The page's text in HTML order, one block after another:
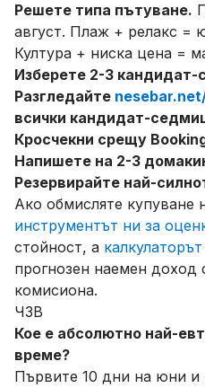
Решете типа пътуване.
август. Плаж + релакс =
Култура + ниска цена =
Изберете 2-3
Разгледайте
всички кандидат-
Кросчекни срещу
Напишете на 2-3
Резервирайте най-
Ако обмисляте купуване
инструментът ни за
стойност, а
прогнозен наемен
комисиона.
ЧЗВ
Кое е абсолютно най-
време?
Първите 10 дни на юни и